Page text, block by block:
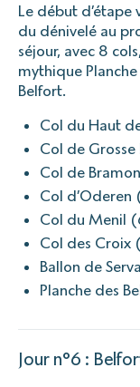
Le début d’étape
du dénivelé au
séjour, avec 8
mythique
Belfort.
Col du Haut
Col de
Col de
Col
Col du Menil
Col des Croix
Ballon de
Planche des
Jour n°6 :